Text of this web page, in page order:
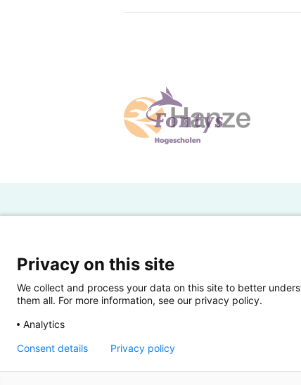
Powered by SURF
Privacy on this site
We collect and process your data on this site to better
them all. For more information, see our privacy policy.
Analytics
Consent details Privacy policy